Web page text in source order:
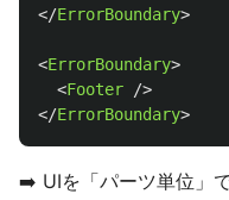
</ErrorBoundary>
<ErrorBoundary>
<Footer
/>
</ErrorBoundary>
➡️ UIを「パーツ単位」